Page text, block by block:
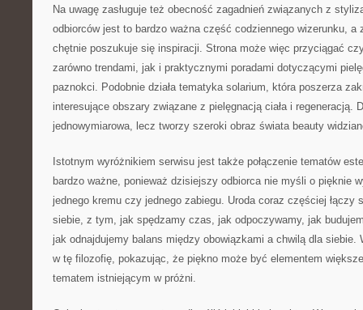
Na uwagę zasługuje też obecność zagadnień związanych z
odbiorców jest to bardzo ważna część codziennego wizerunku, a
chętnie poszukuje się inspiracji. Strona może więc przyciągać
zarówno trendami, jak i praktycznymi poradami dotyczącymi
paznokci. Podobnie działa tematyka solarium, która poszerza
interesujące obszary związane z pielęgnacją ciała i regeneracją.
jednowymiarowa, lecz tworzy szeroki obraz świata beauty
Istotnym wyróżnikiem serwisu jest także połączenie tematów
bardzo ważne, ponieważ dzisiejszy odbiorca nie myśli o pięknie
jednego kremu czy jednego zabiegu. Uroda coraz częściej łączy
siebie, z tym, jak spędzamy czas, jak odpoczywamy, jak
jak odnajdujemy balans między obowiązkami a chwilą dla siebie.
w tę filozofię, pokazując, że piękno może być elementem
tematem istniejącym w próżni.